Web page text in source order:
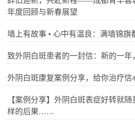
年度回顾与新春展望
墙上有故事 • 心中有温良：满墙锦旗
致外阴白斑患者的一封信：新的一年
外阴白斑康复案例分享，给你治疗信
【案例分享】外阴白斑表症好转就
样的后果……